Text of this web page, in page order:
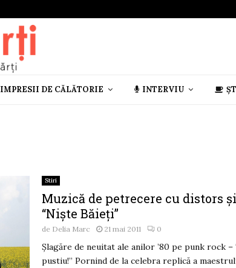
IMPRESII DE CĂLĂTORIE INTERVIU
Stiri
Muzică de petrecere cu distors
“Niște Băieți”
de Delia Marc 21 mai 2011 0
Șlagăre de neuitat ale anilor ’80 pe punk rock –
pustiu!” Pornind de la celebra replică a